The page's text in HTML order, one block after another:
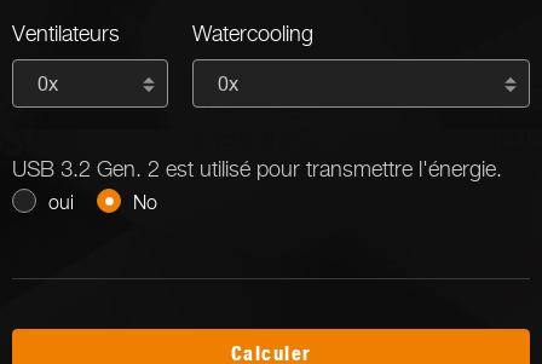
Ventilateurs
0x
Watercooling
0x
USB 3.2 Gen. 2 est utilisé pour transmettre l'énergie.
oui No